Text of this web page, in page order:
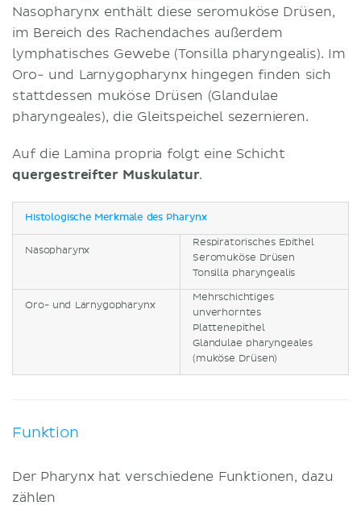
Nasopharynx enthält diese seromuköse Drüsen,
im Bereich des Rachendaches außerdem
lymphatisches Gewebe (Tonsilla pharyngealis). Im
Oro- und Larnygopharynx hingegen finden sich
stattdessen muköse Drüsen (Glandulae
pharyngeales), die Gleitspeichel sezernieren.
Auf die Lamina propria folgt eine Schicht
quergestreifter Muskulatur.
Histologische Merkmale des Pharynx
Nasopharynx
Respiratorisches Epithel
Seromuköse Drüsen
Tonsilla pharyngealis
Oro- und Larnygopharynx
Mehrschichtiges
unverhorntes
Plattenepithel
Glandulae pharyngeales
(muköse Drüsen)
Funktion
Der Pharynx hat verschiedene Funktionen, dazu
zählen